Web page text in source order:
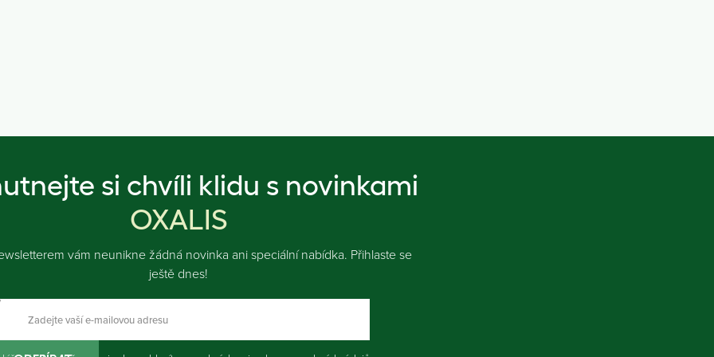
si chvíli klidu s novinkami
OXALIS
vám neunikne žádná novinka ani speciální nabídka. Přihlaste se
ještě dnes!